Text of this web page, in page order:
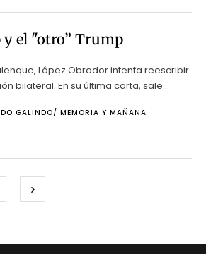
el "otro” Trump
López Obrador intenta reescribir
bilateral. En su última carta, sale...
GALINDO/ MEMORIA Y MAÑANA